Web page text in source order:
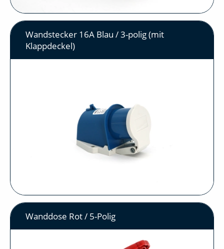
Wandstecker 16A Blau / 3-polig (mit
Klappdeckel)
Wanddose Rot / 5-Polig